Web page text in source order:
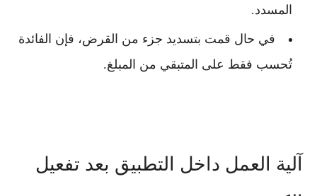
المسدد.
في حال قمت بتسديد جزء من القرض، فإن الفائدة
تُحسب فقط على المتبقي من المبلغ.
آلية العمل داخل التطبيق بعد تفعيل